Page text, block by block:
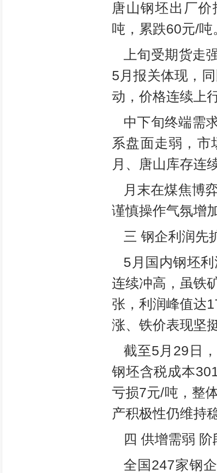
唐山钢坯出厂
吨，累跌60元/吨
上旬受期货走
5月报关体现，
动，价格连续上
中下旬终端需
系盘面走弱，市
月、唐山库存连
月末在煤焦博
谨慎操作气氛增
三 钢企利润先
5月国内钢坯
连续冲高，虽铁
张，利润峰值达
涨、铁价表现坚
截至5月29日
钢坯含税成本
亏损7元/吨，整
产积极性仍维持
四 供增需弱
全国247家钢